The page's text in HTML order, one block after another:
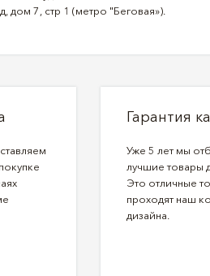
7, стр 1 (метро "Беговая»).
Гарантия
Уже 5 лет мы
лучшие товары
Это отличные
проходят наш
дизайна.